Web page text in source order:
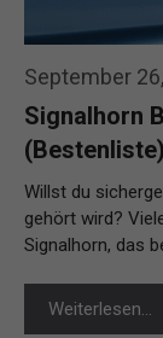
September
Signalhorn
(Bestenliste)
Willst du
gehört wird?
Signalhorn, das
Weiterlesen…